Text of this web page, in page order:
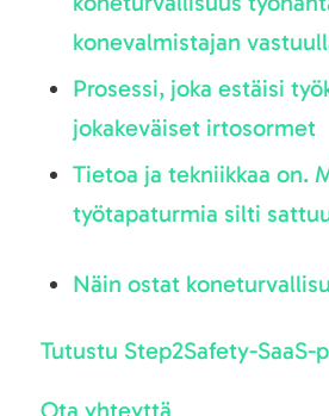
konevalmistajan
Prosessi, joka estäisi
jokakeväiset irtosormet
Tietoa ja tekniikkaa on.
työtapaturmia silti
Näin ostat
Tutustu Step2Safety-SaaS-
Ota yhteyttä